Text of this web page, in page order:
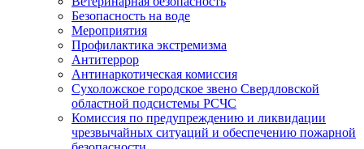
Безопасность на воде
Мероприятия
Профилактика экстремизма
Антитеррор
Антинаркотическая комиссия
Сухоложское городское звено Свердловской
областной подсистемы РСЧС
Комиссия по предупреждению и ликвидации
чрезвычайных ситуаций и обеспечению пожарной